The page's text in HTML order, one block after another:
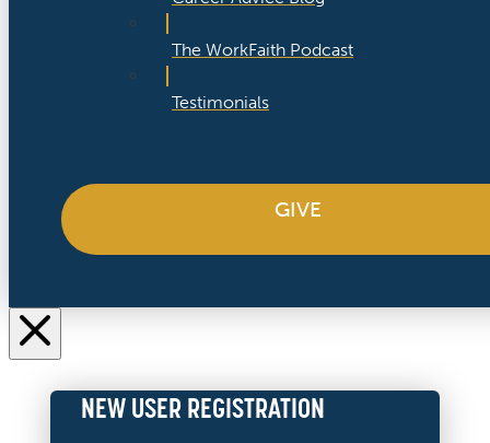
The WorkFaith Podcast
Testimonials
GIVE
NEW USER REGISTRATION